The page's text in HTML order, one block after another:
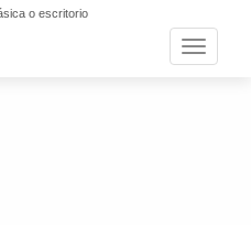
o escritorio
Toggle